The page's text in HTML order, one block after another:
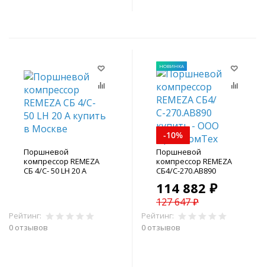
Поршневой
компрессор REMEZA
СБ 4/С- 50 LH 20 А
Рейтинг:
0 отзывов
НОВИНКА
-10%
Поршневой
компрессор REMEZA
СБ4/С-270.АВ890
114 882 ₽
127 647 ₽
Рейтинг:
0 отзывов